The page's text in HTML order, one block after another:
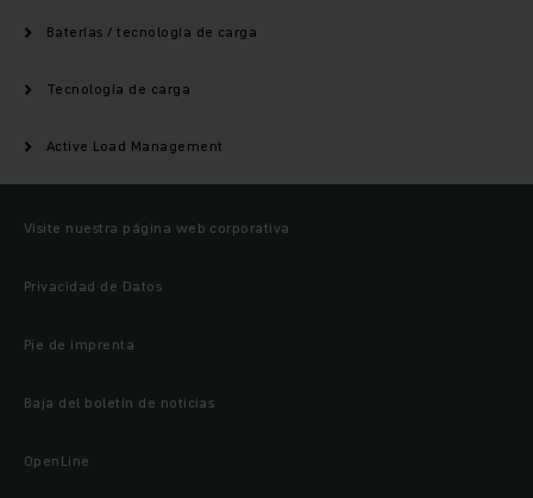
Baterías / tecnología de carga
Tecnología de carga
Active Load Management
Visite nuestra página web corporativa
Privacidad de Datos
Pie de imprenta
Baja del boletín de noticias
OpenLine